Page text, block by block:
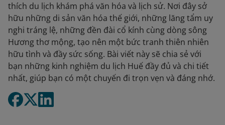
thích du lịch khám phá văn hóa và lịch sử. Nơi đây sở
hữu những di sản văn hóa thế giới, những lăng tẩm uy
nghi tráng lệ, những đền đài cổ kính cùng dòng sông
Hương thơ mộng, tạo nên một bức tranh thiên nhiên
hữu tình và đầy sức sống. Bài viết này sẽ chia sẻ với
bạn những kinh nghiệm du lịch Huế đầy đủ và chi tiết
nhất, giúp bạn có một chuyến đi trọn vẹn và đáng nhớ.